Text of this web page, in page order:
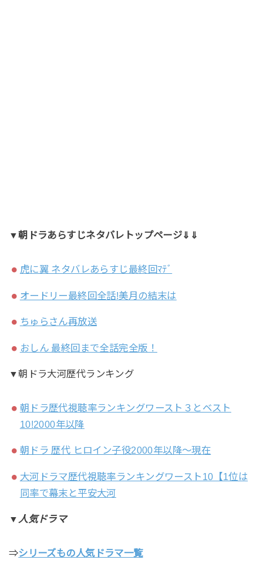
▼朝ドラあらすじネタバレトップページ⇓⇓
虎に翼 ネタバレあらすじ最終回ﾏﾃﾞ
オードリー最終回全話!美月の結末は
ちゅらさん再放送
おしん 最終回まで全話完全版！
▼朝ドラ大河歴代ランキング
朝ドラ歴代視聴率ランキングワースト３とベスト
10!2000年以降
朝ドラ 歴代 ヒロイン子役2000年以降～現在
大河ドラマ歴代視聴率ランキングワースト10【1位は
同率で幕末と平安大河
▼人気ドラマ
⇒シリーズもの人気ドラマ一覧